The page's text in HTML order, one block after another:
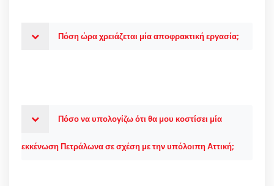
Πόση ώρα χρειάζεται μία αποφρακτική εργασία;
Πόσο να υπολογίζω ότι θα μου κοστίσει μία
εκκένωση Πετράλωνα σε σχέση με την υπόλοιπη Αττική;